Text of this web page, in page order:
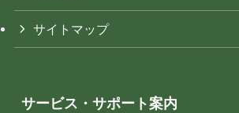
サイトマップ
サービス・サポート案内